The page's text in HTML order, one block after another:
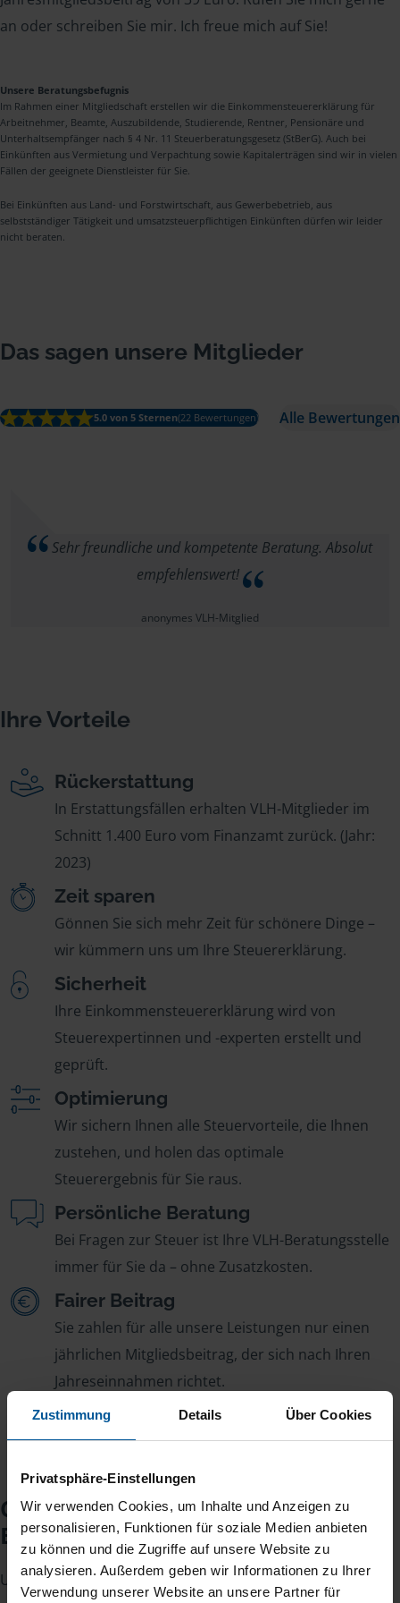
Zustimmung Details Über Cookies
Privatsphäre-Einstellungen
Wir verwenden Cookies, um Inhalte und Anzeigen zu
personalisieren, Funktionen für soziale Medien anbieten
zu können und die Zugriffe auf unsere Website zu
analysieren. Außerdem geben wir Informationen zu Ihrer
Verwendung unserer Website an unsere Partner für
an oder schreiben Sie mir. Ich freue mich auf Sie!
Unsere Beratungsbefugnis
Im Rahmen einer Mitgliedschaft erstellen wir die Einkommensteuererklärung für
Arbeitnehmer, Beamte, Auszubildende, Studierende, Rentner, Pensionäre und
Unterhaltsempfänger nach § 4 Nr. 11 Steuerberatungsgesetz (StBerG). Auch bei
Einkünften aus Vermietung und Verpachtung sowie Kapitalerträgen sind wir in vielen
Fällen der geeignete Dienstleister für Sie.
Bei Einkünften aus Land- und Forstwirtschaft, aus Gewerbebetrieb, aus
selbstständiger Tätigkeit und umsatzsteuerpflichtigen Einkünften dürfen wir leider
nicht beraten.
Das sagen unsere Mitglieder
5.0 von 5 Sternen(22 Bewertungen) Alle Bewertungen
Sehr freundliche und kompetente Beratung. Absolut
empfehlenswert!
anonymes VLH-Mitglied
Ihre Vorteile
Rückerstattung
In Erstattungsfällen erhalten VLH-Mitglieder im
Schnitt 1.400 Euro vom Finanzamt zurück. (Jahr:
2023)
Zeit sparen
Gönnen Sie sich mehr Zeit für schönere Dinge –
wir kümmern uns um Ihre Steuererklärung.
Sicherheit
Ihre Einkommensteuererklärung wird von
Steuerexpertinnen und -experten erstellt und
geprüft.
Optimierung
Wir sichern Ihnen alle Steuervorteile, die Ihnen
zustehen, und holen das optimale
Steuerergebnis für Sie raus.
Persönliche Beratung
Bei Fragen zur Steuer ist Ihre VLH-Beratungsstelle
immer für Sie da – ohne Zusatzkosten.
Fairer Beitrag
Sie zahlen für alle unsere Leistungen nur einen
jährlichen Mitgliedsbeitrag, der sich nach Ihren
Jahreseinnahmen richtet.
Checkliste für Ihr
Beratungsgespräch
Um Ihre Steuererklärung erstellen zu können, benötigen